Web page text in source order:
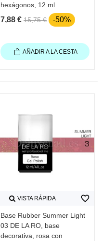
hexágonos, 12 ml
7,88 € 15,75 € -50%
AÑADIR A LA CESTA
VISTA RÁPIDA
Base Rubber Summer Light
03 DE LA RO, base
decorativa, rosa con
favorite_border